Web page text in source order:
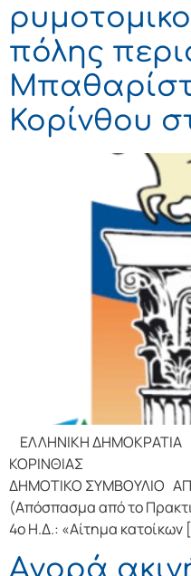
πόλης
Κορίνθου
ΕΛΛΗΝΙΚΗ
ΚΟΡΙΝΘΙΑΣ
ΔΗΜΟΤΙΚΟ ΣΥΜΒΟΥΛΙΟ
(Απόσπασμα από το
4ο Η.Δ.: «Αίτημα κατοίκων
Αγορά